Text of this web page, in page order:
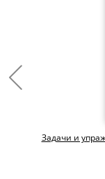
Задачи и